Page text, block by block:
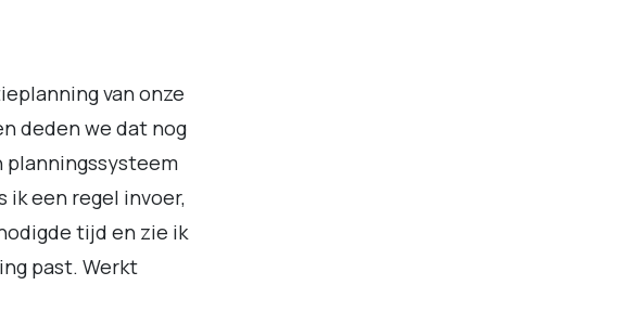
van onze
deden we dat nog
planningssysteem
ik een regel invoer,
tijd en zie ik
past. Werkt